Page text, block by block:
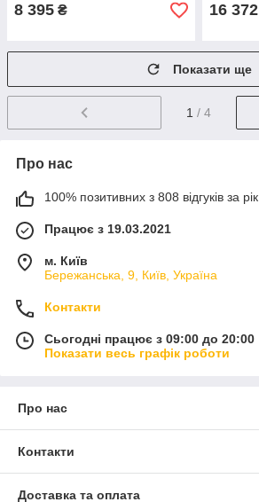
8 395 ₴ 16 372
Показати ще
1 / 4
Про нас
100% позитивних з 808 відгуків за рік
Працює з 19.03.2021
м. Київ
Бережанська, 9, Київ, Україна
Контакти
Сьогодні працює з 09:00 до 20:00
Показати весь графік роботи
Про нас
Контакти
Доставка та оплата